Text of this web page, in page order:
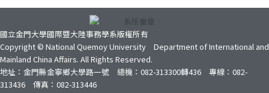
關
係
和
韓
半
國立金門大學國際暨大陸事務學系版權所有
Copyright © National Quemoy University Department of International and
Mainland China Affairs. All Rights Reserved.
地址：金門縣金寧鄉大學路一號 總機：082-313300轉436 專線：082-
313436 傳真：082-313446